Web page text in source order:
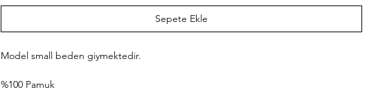
Sepete Ekle
Model small beden giymektedir.
%100 Pamuk